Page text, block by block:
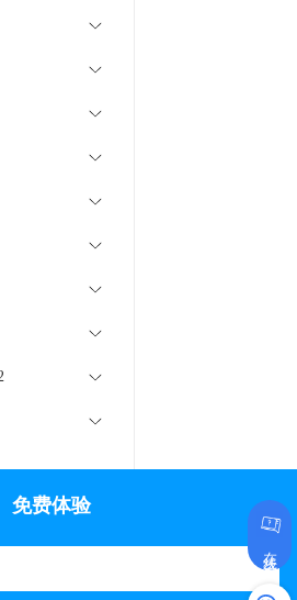
在线咨询
免费体验